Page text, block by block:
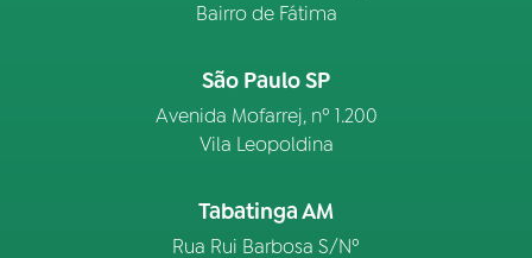
Bairro de Fátima
São Paulo SP
Avenida Mofarrej, nº 1.200
Vila Leopoldina
Tabatinga AM
Rua Rui Barbosa S/Nº